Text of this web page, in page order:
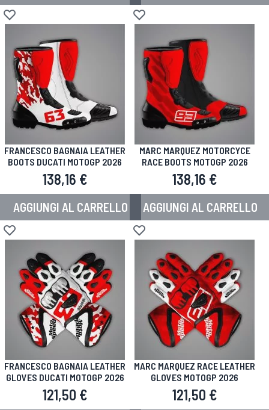
Aggiungi alla lista desideri Aggiungi alla lista desideri
FRANCESCO BAGNAIA LEATHER
BOOTS DUCATI MOTOGP 2026
138,16 €
AGGIUNGI AL CARRELLO
Aggiungi alla lista desideri
MARC MARQUEZ MOTORCYCE
RACE BOOTS MOTOGP 2026
138,16 €
AGGIUNGI AL CARRELLO
Aggiungi alla lista desideri
FRANCESCO BAGNAIA LEATHER
GLOVES DUCATI MOTOGP 2026
121,50 €
MARC MARQUEZ RACE LEATHER
GLOVES MOTOGP 2026
121,50 €